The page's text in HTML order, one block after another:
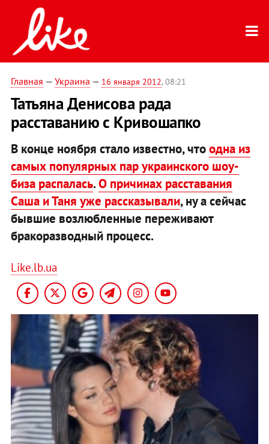
Главная — Украина — 16 января 2012, 08:21
Татьяна Денисова рада
расставанию с Кривошапко
В конце ноября стало известно, чтоодна из
самых популярных пар украинского шоу-
биза распалась.О причинах расставания
Саша и Таня уже рассказывали, ну а сейчас
бывшие возлюбленные переживают
бракоразводный процесс.
Like.lb.ua